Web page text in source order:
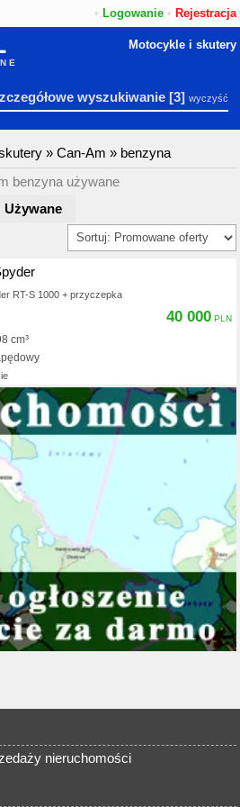
• Logowanie• Rejestracja
Motocykle i skutery
wyszukiwanie[3] wyczyść
»Can-Am » benzyna
benzyna używane
Używane
RT-S 1000 + przyczepka
cm³
40 000
nieruchomości